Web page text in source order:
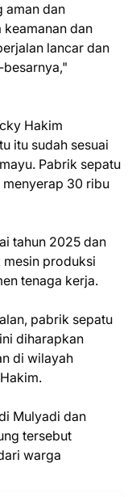
aman dan
dan
lancar dan
Hakim
itu sudah sesuai
Pabrik sepatu
30 ribu
tahun 2025 dan
mesin produksi
tenaga kerja.
pabrik sepatu
diharapkan
di wilayah
Mulyadi dan
tersebut
warga